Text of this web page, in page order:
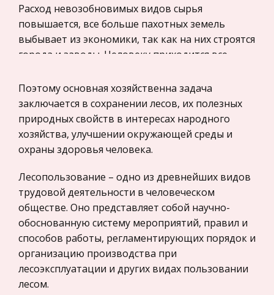
Религия
Культурология
Экологическое право
Теория государства и права
История отечественного государства и
права
Микроэкономика, экономика предприятия,
Нероссийское законодательство
Международные экономические и валютно-
кредитные отношения
Политология, Политистория
Биржевое дело
Радиоэлектроника
Расход невозобновимых видов сырья
повышается, все больше пахотных земель
выбывает из экономики, так как на них строятся
города и заводы. Человеку приходится все
Бизнес и предпринимательство в рыночной
Ведущую роль здесь играют малые формы
бизнеса по причине их многочисленности и
предпринимательство - важнейшие элементы
рыночной экономики, без которых не может
гармонич
Культура Древней Руси в 10-13 веках. Значение
принятия христианства
Принятие христианства 5)Письменность
6)Литература Летопись «Слово» «Житие»
Поэтому основная хозяйственна задача
заключается в сохранении лесов, их полезных
природных свойств в интересах народного
хозяйства, улучшении окружающей среды и
охраны здоровья человека.
Лесопользование – одно из древнейших видов
трудовой деятельности в человеческом
обществе. Оно представляет собой научно-
обоснованную систему мероприятий, правил и
способов работы, регламентирующих порядок и
организацию производства при
лесоэксплуатации и других видах пользовании
лесом.